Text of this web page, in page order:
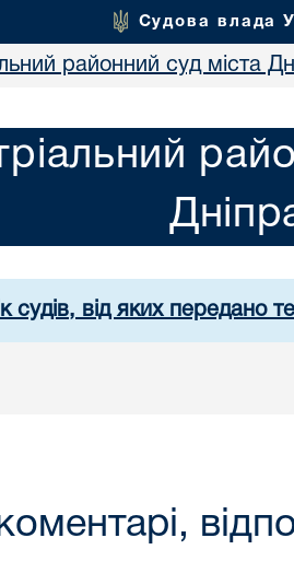
Судова влада
районний суд міста
судів, від яких передано